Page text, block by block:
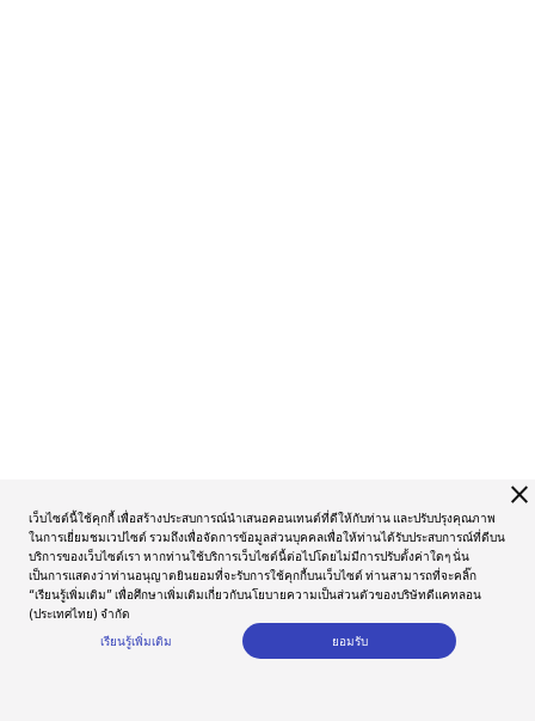
close
เว็บไซต์นี้ใช้คุกกี้ เพื่อสร้างประสบการณ์นำเสนอคอนเทนต์ที่ดีให้กับท่าน และปรับปรุงคุณภาพ
ในการเยี่ยมชมเวปไซต์ รวมถึงเพื่อจัดการข้อมูลส่วนบุคคลเพื่อให้ท่านได้รับประสบการณ์ที่ดีบน
บริการของเว็บไซต์เรา หากท่านใช้บริการเว็บไซต์นี้ต่อไปโดยไม่มีการปรับตั้งค่าใดๆ นั่น
เป็นการแสดงว่าท่านอนุญาตยินยอมที่จะรับการใช้คุกกี้บนเว็บไซต์ ท่านสามารถที่จะคลิ๊ก
“เรียนรู้เพิ่มเติม” เพื่อศึกษาเพิ่มเติมเกี่ยวกับนโยบายความเป็นส่วนตัวของบริษัทดีแคทลอน
(ประเทศไทย) จำกัด
เรียนรู้เพิ่มเติม
ยอมรับ